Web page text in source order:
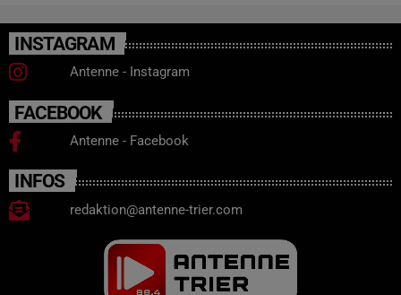
INSTAGRAM
Antenne - Instagram
FACEBOOK
Antenne - Facebook
INFOS
redaktion@antenne-trier.com